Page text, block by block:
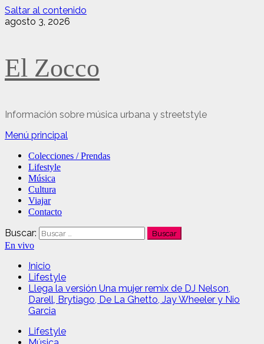
Saltar al contenido
agosto 3, 2026
El Zocco
Información sobre música urbana y streetstyle
Menú principal
Colecciones / Prendas
Lifestyle
Música
Cultura
Viajar
Contacto
Buscar:
En vivo
Inicio
Lifestyle
Llega la versión Una mujer remix de DJ Nelson,
Darell, Brytiago, De La Ghetto, Jay Wheeler y Nio
Garcia
Lifestyle